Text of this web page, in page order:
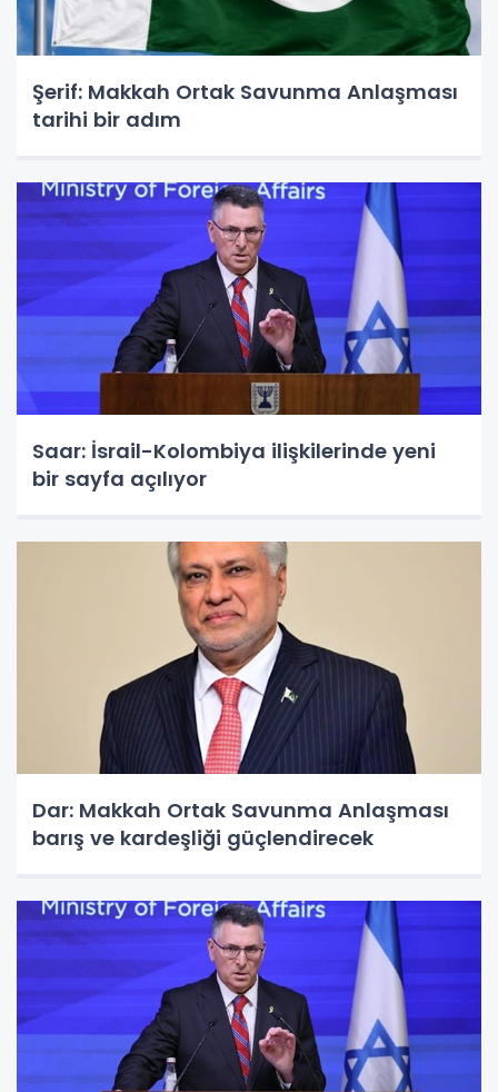
Şerif: Makkah Ortak Savunma Anlaşması
tarihi bir adım
Saar: İsrail-Kolombiya ilişkilerinde yeni
bir sayfa açılıyor
Dar: Makkah Ortak Savunma Anlaşması
barış ve kardeşliği güçlendirecek